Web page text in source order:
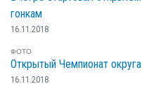
гонкам
16.11.2018
ФОТО
Открытый Чемпионат
16.11.2018